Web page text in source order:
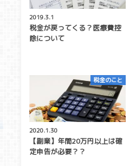
2019.3.1
税金が戻ってくる？医療費控
除について
税金のこと
2020.1.30
【副業】年間20万円以上は確
定申告が必要？？